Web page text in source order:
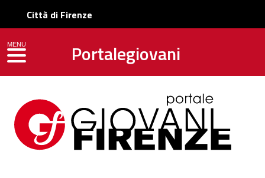
Città di Firenze
Portalegiovani
MENU
toggle navigation